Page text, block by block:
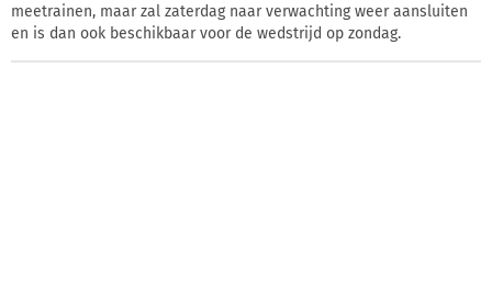
meetrainen, maar zal zaterdag naar verwachting weer aansluiten
en is dan ook beschikbaar voor de wedstrijd op zondag.